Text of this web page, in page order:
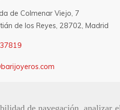
de navegación, analizar
de Colmenar Viejo, 7
de los Reyes, 28702,Madrid
barijoyeros.com